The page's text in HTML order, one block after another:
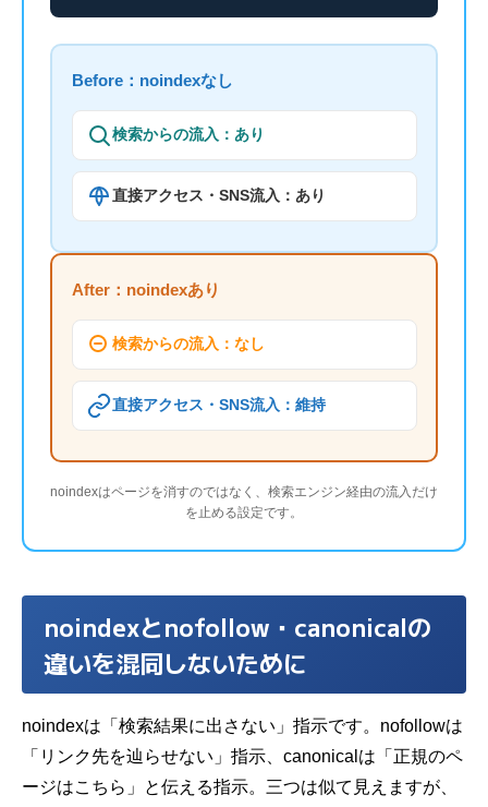
Before：noindexなし
検索からの流入：あり
直接アクセス・SNS流入：あり
After：noindexあり
検索からの流入：なし
直接アクセス・SNS流入：維持
noindexはページを消すのではなく、検索エンジン経由の流入だけ
を止める設定です。
noindexとnofollow・canonicalの
違いを混同しないために
noindexは「検索結果に出さない」指示です。nofollowは
「リンク先を辿らせない」指示、canonicalは「正規のペ
ージはこちら」と伝える指示。三つは似て見えますが、